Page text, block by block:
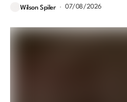
Wilson Spiler 07/08/2026